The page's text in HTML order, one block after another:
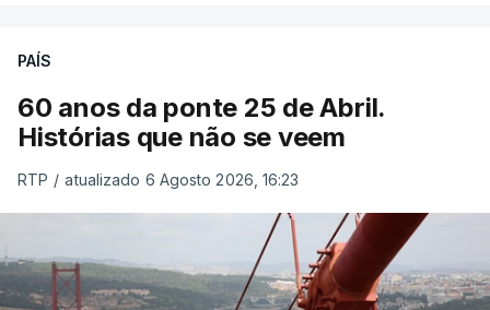
PAÍS
60 anos da ponte 25 de Abril.
Histórias que não se veem
RTP / atualizado 6 Agosto 2026, 16:23